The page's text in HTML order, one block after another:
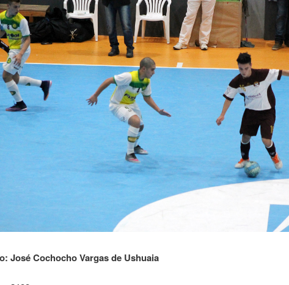
José Cochocho Vargas de Ushuaia